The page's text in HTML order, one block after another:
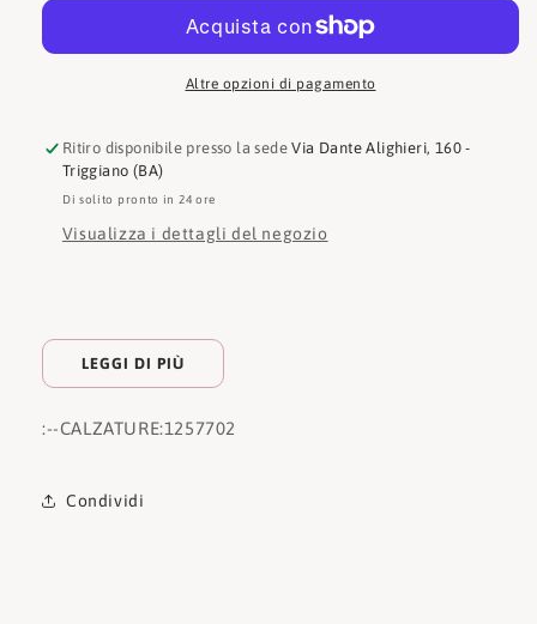
Altre opzioni di pagamento
Ritiro disponibile presso la sedeVia Dante Alighieri, 160 -
Triggiano (BA)
Di solito pronto in 24 ore
Visualizza i dettagli del negozio
LEGGI DI PIÙ
:--CALZATURE:1257702
Condividi